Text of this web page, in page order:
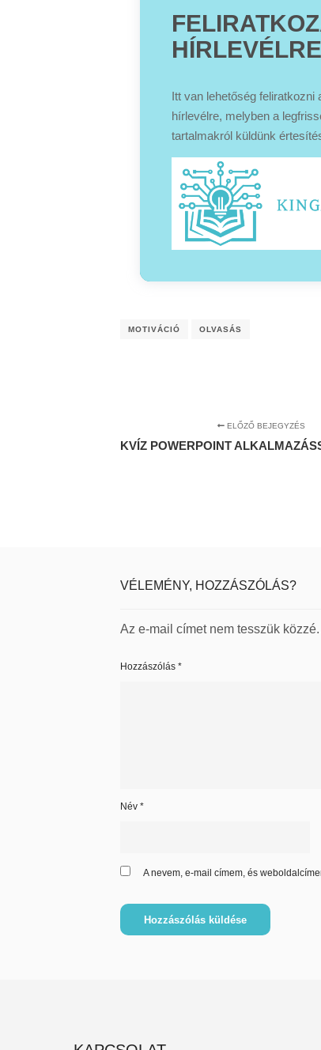
HÍRLEVÉLRE
Itt van lehetőség feliratkozni
hírlevélre, melyben a
tartalmakról küldünk
MOTIVÁCIÓ OLVASÁS
ELŐZŐ BEJEGYZÉS
KVÍZ POWERPOINT
VÉLEMÉNY, HOZZÁSZÓLÁS?
Az e-mail címet nem tesszük közzé.
Hozzászólás *
Név *
A nevem, e-mail címem, és